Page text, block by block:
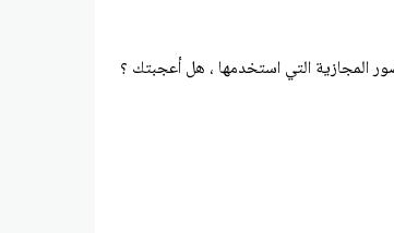
المجازية التي استخدمها ، هل أعجبتك ؟